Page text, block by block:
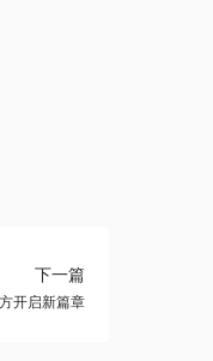
下一篇
开启新篇章